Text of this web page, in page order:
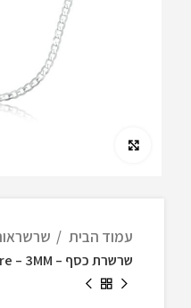
עמוד הבית
שרשרת כסף – Barely There – 3MM